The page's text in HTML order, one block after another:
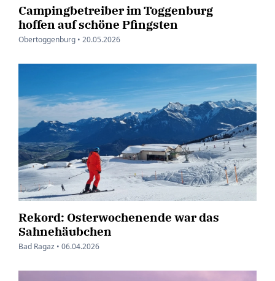
Campingbetreiber im Toggenburg
hoffen auf schöne Pfingsten
Obertoggenburg • 20.05.2026
Rekord: Osterwochenende war das
Sahnehäubchen
Bad Ragaz • 06.04.2026